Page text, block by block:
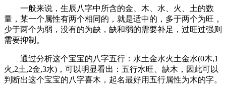
一般来说，生辰八字中所含的金、木、水、火、土的数
量，某一个属性有两个相同的，就是适中的，多于两个为旺，
少于两个为弱，没有的为缺，缺和弱的需要补足，过旺过强则
需要抑制。
通过分析这个宝宝的八字五行：水土金水火土金水(0木,1
火,2土,2金,3水)，可以明显看出：五行水旺、缺木，因此可以
判断出这个宝宝的八字喜木，起名最好用五行属性为木的字。